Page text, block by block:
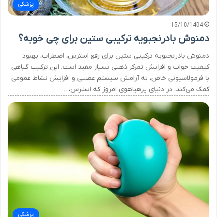
پزشکی
15/10/1404
دمنوش بادرنجبویه ترکیبی ستین برای چی خوبه؟
دمنوش بادرنجبویه ترکیبی ستین برای رفع استرس، اضطراب، بهبود
کیفیت خواب و افزایش تمرکز ذهنی بسیار مفید است. این ترکیب گیاهی
با فرمولاسیونی خاص، به آرامش سیستم عصبی و افزایش نشاط عمومی
کمک می‌کند. در دنیای پرهیاهوی امروز که استرس،…
پزشکی